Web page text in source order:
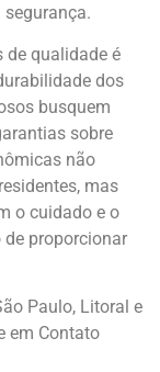
de qualidade é
dos
busquem
sobre
não
mas
o cuidado e o
proporcionar
Paulo, Litoral e
em Contato